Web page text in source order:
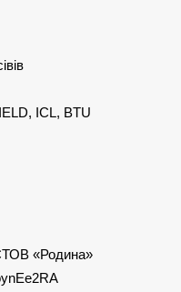
ICL, BTU
«Родина»